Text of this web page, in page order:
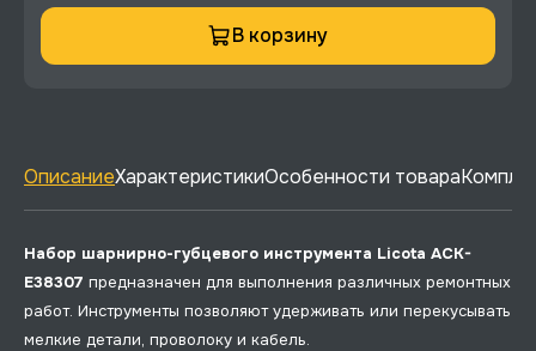
В корзину
ОписаниеХарактеристикиОсобенности товара
Набор шарнирно-губцевого инструмента Licota ACK-
E38307 предназначен для выполнения различных ремонтных
работ. Инструменты позволяют удерживать или перекусывать
мелкие детали, проволоку и кабель.